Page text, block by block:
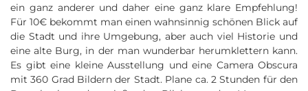
ein ganz anderer und daher eine ganz klare Empfehlung!
Für 10€ bekommt man einen wahnsinnig schönen Blick auf
die Stadt und ihre Umgebung, aber auch viel Historie und
eine alte Burg, in der man wunderbar herumklettern kann.
Es gibt eine kleine Ausstellung und eine Camera Obscura
mit 360 Grad Bildern der Stadt. Plane ca. 2 Stunden für den